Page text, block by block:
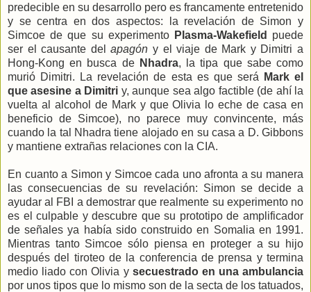
predecible en su desarrollo pero es francamente entretenido
y se centra en dos aspectos: la revelación de Simon y
Simcoe de que su experimento Plasma-Wakefield
puede
ser el causante delapagón y el viaje de Mark y Dimitri a
Hong-Kong en busca de Nhadra, la tipa que sabe como
murió Dimitri. La revelación de esta es que será
Mark el
que asesine a Dimitri y, aunque sea algo factible (de ahí la
vuelta al alcohol de Mark y que Olivia lo eche de casa en
beneficio de Simcoe), no parece muy convincente, más
cuando la tal Nhadra tiene alojado en su casa a D. Gibbons
y mantiene extrañas relaciones con la CIA.
En cuanto a Simon y Simcoe cada uno afronta a su manera
las consecuencias de su revelación: Simon se decide a
ayudar al FBI a demostrar que realmente su experimento no
es el culpable y descubre que su prototipo de amplificador
de señales ya había sido construido en Somalia en 1991.
Mientras tanto Simcoe sólo piensa en proteger a su hijo
después del tiroteo de la conferencia de prensa y termina
medio liado con Olivia y secuestrado en una ambulancia
por unos tipos que lo mismo son de la secta de los tatuados,